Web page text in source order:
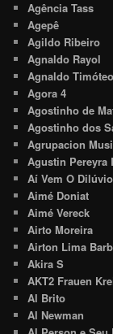
Agência Tass
Agepê
Agildo Ribeiro
Agnaldo Rayol
Agnaldo Timóteo
Agora 4
Agostinho de
Agostinho dos
Agrupacion
Agustin Pereyra
Aí Vem O Dilúvio
Aimé Doniat
Aimé Vereck
Airto Moreira
Airton Lima
Akira S
AKT2 Frauen
Al Brito
Al Newman